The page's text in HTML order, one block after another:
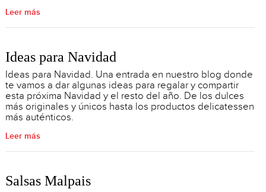
Leer más
Ideas para Navidad
Ideas para Navidad. Una entrada en nuestro blog donde
te vamos a dar algunas ideas para regalar y compartir
esta próxima Navidad y el resto del año. De los dulces
más originales y únicos hasta los productos delicatessen
más auténticos.
Leer más
Salsas Malpais